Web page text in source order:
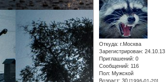
Откуда: г.Москва
Зарегистрирован: 24.10.13
Приглашений: 0
Сообщений: 116
Пол: Мужской
Возраст: 30 [1996-01-20]